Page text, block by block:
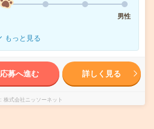
男性
もっと見る
応募へ進む 詳しく見る
株式会社ニッソーネット